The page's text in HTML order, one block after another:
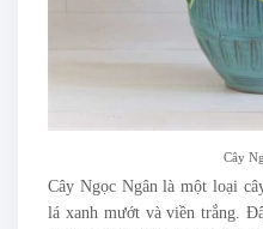
Cây
Cây Ngọc Ngân là một loại
lá xanh mướt và viền trắng.